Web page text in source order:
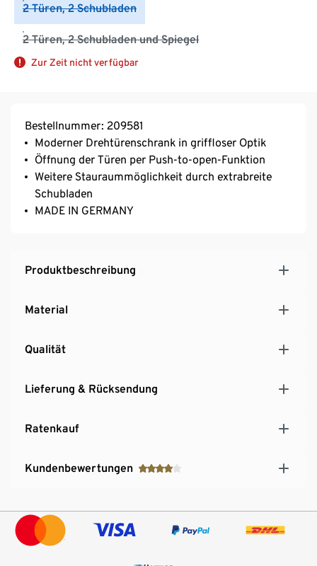
2 Türen, 2 Schubladen
2 Türen, 2 Schubladen und Spiegel
Zur Zeit nicht verfügbar
Bestellnummer: 209581
Moderner Drehtürenschrank in griffloser Optik
Öffnung der Türen per Push-to-open-Funktion
Weitere Stauraummöglichkeit durch extrabreite
Schubladen
MADE IN GERMANY
Produktbeschreibung
Material
Qualität
Lieferung & Rücksendung
Ratenkauf
Kundenbewertungen